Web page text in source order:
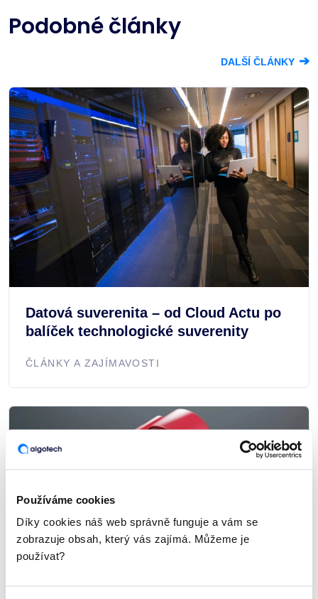
Používáme cookies
Díky cookies náš web správně funguje a vám se
zobrazuje obsah, který vás zajímá. Můžeme je
používat?
Podobné články
DALŠÍ ČLÁNKY ➔
Datová suverenita – od Cloud Actu po
balíček technologické suverenity
ČLÁNKY A ZAJÍMAVOSTI